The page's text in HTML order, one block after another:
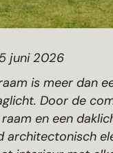
juni 2026
is meer dan
Door de
en een
architectonisch